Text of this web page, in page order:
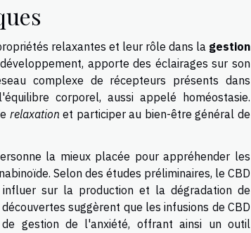
relaxantes et leur rôle dans la gestion
apporte des éclairages sur son
complexe de récepteurs présents dans
corporel, aussi appelé homéostasie.
relaxation et participer au bien-être général de
la mieux placée pour appréhender les
Selon des études préliminaires, le CBD
sur la production et la dégradation de
suggèrent que les infusions de CBD
gestion de l'anxiété, offrant ainsi un outil